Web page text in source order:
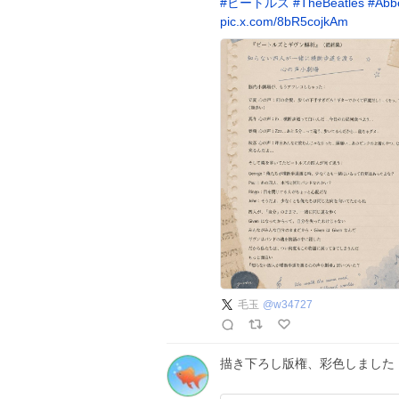
pic.x.com/8bR5cojkAm
毛玉 @w34727
描き下ろし版権、彩色しまし